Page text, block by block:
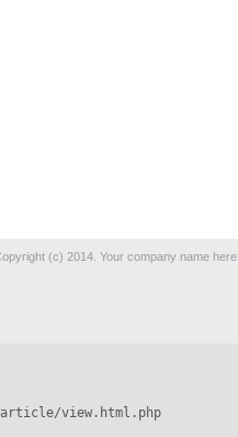
(c) 2014. Your company name here
view.html.php